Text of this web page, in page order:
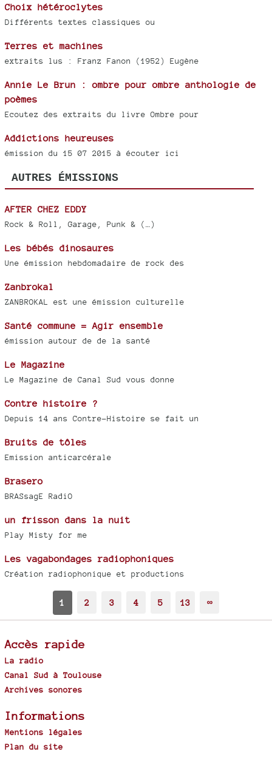
Choix hétéroclytes
Différents textes classiques ou
Terres et machines
extraits lus : Franz Fanon (1952) Eugène
Annie Le Brun : ombre pour ombre anthologie de
poèmes
Ecoutez des extraits du livre Ombre pour
Addictions heureuses
émission du 15 07 2015 à écouter ici
AUTRES ÉMISSIONS
AFTER CHEZ EDDY
Rock & Roll, Garage, Punk & (…)
Les bébés dinosaures
Une émission hebdomadaire de rock des
Zanbrokal
ZANBROKAL est une émission culturelle
Santé commune = Agir ensemble
émission autour de de la santé
Le Magazine
Le Magazine de Canal Sud vous donne
Contre histoire ?
Depuis 14 ans Contre-Histoire se fait un
Bruits de tôles
Emission anticarcérale
Brasero
BRASsagE RadiO
un frisson dans la nuit
Play Misty for me
Les vagabondages radiophoniques
Création radiophonique et productions
1 2 3 4 5 13 ∞
Accès rapide
La radio
Canal Sud à Toulouse
Archives sonores
Informations
Mentions légales
Plan du site